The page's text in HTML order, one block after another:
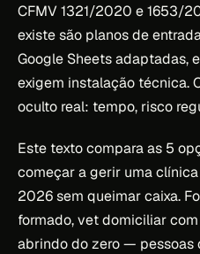
CFMV 1321/2020 e 1653/
existe são planos de
Google Sheets adaptadas,
exigem instalação técnica.
oculto real: tempo, risco
Este texto compara as 5
começar a gerir uma
2026 sem queimar caixa.
formado, vet domiciliar
abrindo do zero — pessoas